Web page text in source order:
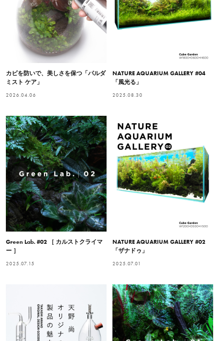
カビを防いで、美しさを保つ「パルダ
ミスト ケア」
2026.04.06
NATURE AQUARIUM GALLERY #04
「風光る」
2025.08.30
Green Lab. #02 ［ カルストクライマ
ー ］
2025.07.15
NATURE AQUARIUM GALLERY #02
「ザナドゥ」
2025.07.01